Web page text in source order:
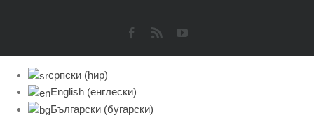
Facebook
Rss YouTube
српски (ћир)
English (енглески)
Български (бугарски)